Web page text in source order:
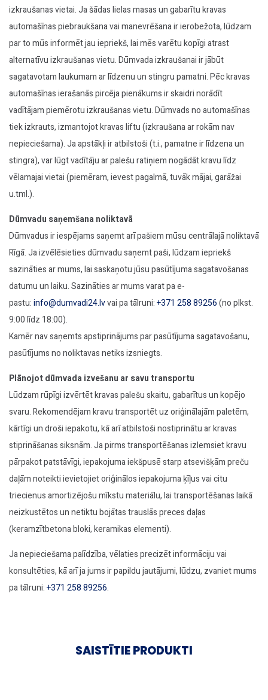
izkraušanas vietai. Ja šādas lielas masas un gabarītu kravas
automašīnas piebraukšana vai manevrēšana ir ierobežota, lūdzam
par to mūs informēt jau iepriekš, lai mēs varētu kopīgi atrast
alternatīvu izkraušanas vietu. Dūmvada izkraušanai ir jābūt
sagatavotam laukumam ar līdzenu un stingru pamatni. Pēc kravas
automašīnas ierašanās pircēja pienākums ir skaidri norādīt
vadītājam piemērotu izkraušanas vietu. Dūmvads no automašīnas
tiek izkrauts, izmantojot kravas liftu (izkraušana ar rokām nav
nepieciešama). Ja apstākļi ir atbilstoši (t.i., pamatne ir līdzena un
stingra), var lūgt vadītāju ar palešu ratiņiem nogādāt kravu līdz
vēlamajai vietai (piemēram, ievest pagalmā, tuvāk mājai, garāžai
u.tml.).
Dūmvadu saņemšana noliktavā
Dūmvadus ir iespējams saņemt arī pašiem mūsu centrālajā noliktavā
Rīgā. Ja izvēlēsieties dūmvadu saņemt paši, lūdzam iepriekš
sazināties ar mums, lai saskaņotu jūsu pasūtījuma sagatavošanas
datumu un laiku. Sazināties ar mums varat pa e-
pastu:info@dumvadi24.lvvai pa tālruni:+371 258 89256(no plkst.
9:00 līdz 18:00).
Kamēr nav saņemts apstiprinājums par pasūtījuma sagatavošanu,
pasūtījums no noliktavas netiks izsniegts.
Plānojot dūmvada izvešanu ar savu transportu
Lūdzam rūpīgi izvērtēt kravas palešu skaitu, gabarītus un kopējo
svaru. Rekomendējam kravu transportēt uz oriģinālajām paletēm,
kārtīgi un droši iepakotu, kā arī atbilstoši nostiprinātu ar kravas
stiprināšanas siksnām. Ja pirms transportēšanas izlemsiet kravu
pārpakot patstāvīgi, iepakojuma iekšpusē starp atsevišķām preču
daļām noteikti ievietojiet oriģinālos iepakojuma ķīļus vai citu
triecienus amortizējošu mīkstu materiālu, lai transportēšanas laikā
neizkustētos un netiktu bojātas trauslās preces daļas
(keramzītbetona bloki, keramikas elementi).
Ja nepieciešama palīdzība, vēlaties precizēt informāciju vai
konsultēties, kā arī ja jums ir papildu jautājumi, lūdzu, zvaniet mums
pa tālruni:+371 258 89256.
SAISTĪTIE PRODUKTI